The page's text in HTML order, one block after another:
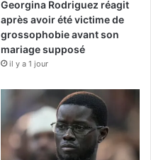
Georgina Rodriguez réagit
après avoir été victime de
grossophobie avant son
mariage supposé
il y a 1 jour